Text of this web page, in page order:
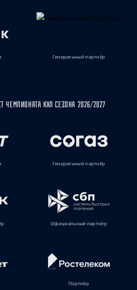
Генеральный партнёр
ЧЕМПИОНАТА КХЛ СЕЗОНА 2026/2027
Генеральный партнёр
Официальный партнёр
Партнёр